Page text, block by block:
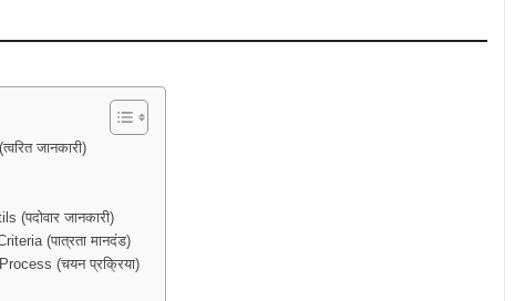
जानकारी)
जानकारी)
(पात्रता मानदंड)
(चयन प्रक्रिया)